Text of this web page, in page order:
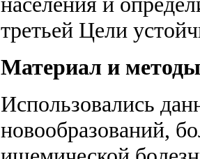
третьей Цели
Материал и методы
Использовались
новообразований,